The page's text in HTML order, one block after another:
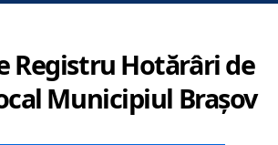
Registru Hotărâri de
Municipiul Brașov